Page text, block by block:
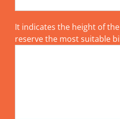
It indicates the height of
reserve the most suitable